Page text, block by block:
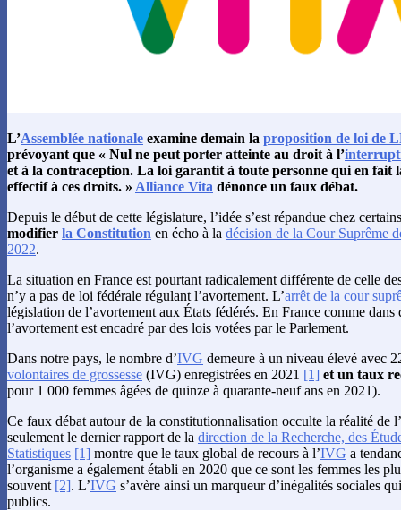
L’Assemblée nationale examine demain la proposition de loi de
prévoyant que « Nul ne peut porter atteinte au droit à l’
et à la contraception. La loi garantit à toute personne qui en fait
effectif à ces droits. » Alliance Vita dénonce un faux débat.
Depuis le début de cette législature, l’idée s’est répandue chez
modifier la Constitution en écho à la décision de la Cour Suprême
2022.
La situation en France est pourtant radicalement différente de celle
n’y a pas de loi fédérale régulant l’avortement. L’arrêt de la cour
législation de l’avortement aux États fédérés. En France comme dans
l’avortement est encadré par des lois votées par le Parlement.
Dans notre pays, le nombre d’IVG demeure à un niveau élevé avec
volontaires de grossesse (IVG) enregistrées en 2021 [1] et un taux
pour 1 000 femmes âgées de quinze à quarante-neuf ans en 2021).
Ce faux débat autour de la constitutionnalisation occulte la réalité de l’
seulement le dernier rapport de la direction de la Recherche, des
Statistiques [1] montre que le taux global de recours à l’IVG a
l’organisme a également établi en 2020 que ce sont les femmes les
souvent [2]. L’IVG s’avère ainsi un marqueur d’inégalités sociales
publics.